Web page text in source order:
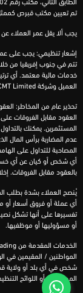
تم تعيين مكتب قبرص
يجب ألا يقل عمر العملاء عن 18 عاماً لاستخدام خدمات CMTrading
خدمات مالية معتمد. أي
العميل وشركة GCMT Limited، الواقعة والمسجلة أصولاً في سيشيل
تحذير عام من المخاطر:
العقود مقابل الفروقات
المستثمرين. يمكنك
عدم المضاربة برأس المال
المصاحبة للتداول على
أي شخص أو كيان عن أي
بالعقود مقابل الفروقات.
يُنصح العملاء بشدة بطلب
أي عملة أو فروق أسعار أو
أو مسؤوليها أو موظفيها.
المواطنين / المقيمين في
شخص في أي بلد أو ولاية
المحلي و / أو اللوائح